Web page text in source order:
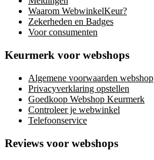
Waarom WebwinkelKeur?
Zekerheden en Badges
Voor consumenten
Keurmerk voor webshops
Algemene voorwaarden webshop
Privacyverklaring opstellen
Goedkoop Webshop Keurmerk
Controleer je webwinkel
Telefoonservice
Reviews voor webshops